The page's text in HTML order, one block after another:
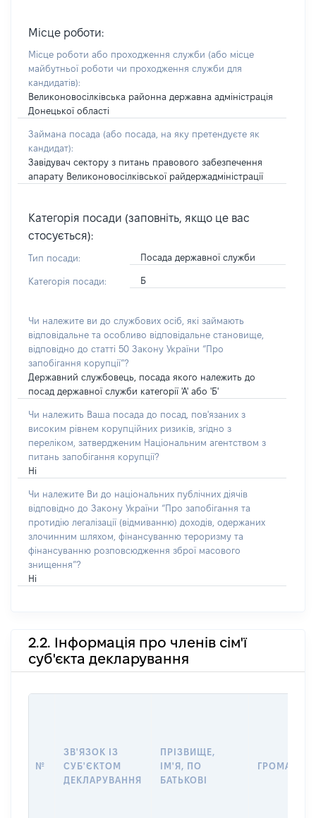
Місце роботи:
Місце роботи або проходження служби (або місце
майбутньої роботи чи проходження служби для
кандидатів):
Великоновосілківська районна державна адміністрація
Донецької області
Займана посада (або посада, на яку претендуєте як
кандидат):
Завідувач сектору з питань правового забезпечення
апарату Великоновосілківської райдержадміністрації
Категорія посади (заповніть, якщо це вас
стосується):
Тип посади: Посада державної служби
Категорія посади: Б
Чи належите ви до службових осіб, які займають
відповідальне та особливо відповідальне становище,
відповідно до статті 50 Закону України “Про
запобігання корупції”?
Державний службовець, посада якого належить до
посад державної служби категорії 'А' або 'Б'
Чи належить Ваша посада до посад, пов'язаних з
високим рівнем корупційних ризиків, згідно з
переліком, затвердженим Національним агентством з
питань запобігання корупції?
Ні
Чи належите Ви до національних публічних діячів
відповідно до Закону України “Про запобігання та
протидію легалізації (відмиванню) доходів, одержаних
злочинним шляхом, фінансуванню тероризму та
фінансуванню розповсюдження зброї масового
знищення”?
Ні
2.2. Інформація про членів сім'ї
суб'єкта декларування
№
ЗВ'ЯЗОК ІЗ
СУБ'ЄКТОМ
ДЕКЛАРУВАННЯ
ПРІЗВИЩЕ,
ІМ'Я, ПО
БАТЬКОВІ